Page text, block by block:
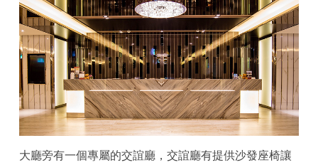
大廳旁有一個專屬的交誼廳，交誼廳有提供沙發座椅讓